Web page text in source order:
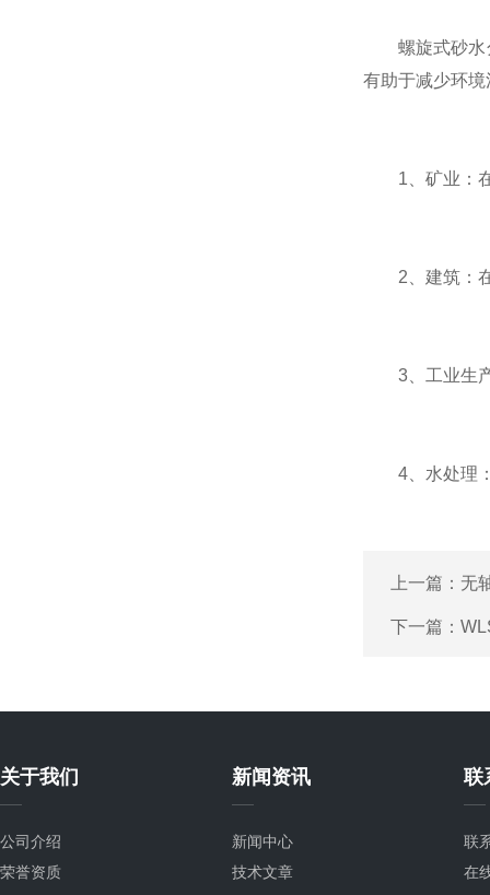
螺旋式砂水分
有助于减少环境
1、矿业：在
2、建筑：在
3、工业生产
4、水处理：
上一篇： 无
下一篇：
关于我们
公司介绍
荣誉资质
新闻资讯
新闻中心
技术文章
联
联
在